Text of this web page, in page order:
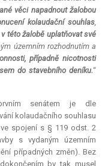
věci napadnout žalobou
kolaudační souhlas,
v této žalobě uplatňovat své
územním rozhodnutím a
případně nicotnosti
do stavebního deníku.“
senátem je dle
kolaudačního souhlasu
spojení s § 119 odst. 2
s vydaným územním
případných změn). Bez
by tak musel